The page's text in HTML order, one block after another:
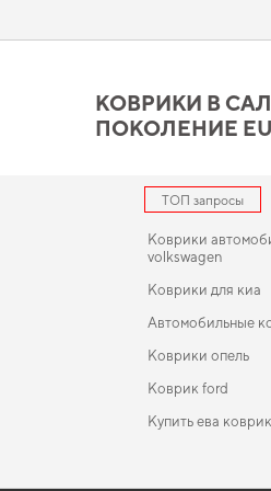
вашим
Процесс изготовления
продукцию.
КОВРИКИ В
ПОКОЛЕНИЕ EU
ТОП запросы
Коврики
volkswagen
Коврики для киа
Автомобильные
Коврики опель
Коврик ford
Купить ева